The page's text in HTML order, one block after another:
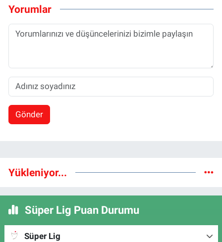
Yorumlar
Gönder
Yükleniyor...
Süper Lig Puan Durumu
Süper Lig